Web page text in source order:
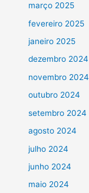
março 2025
fevereiro 2025
janeiro 2025
dezembro 2024
novembro 2024
outubro 2024
setembro 2024
agosto 2024
julho 2024
junho 2024
maio 2024